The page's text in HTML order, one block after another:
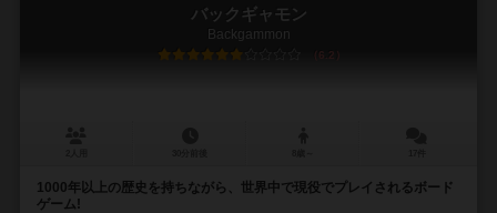
バックギャモン
Backgammon
6.2
1000年以上の歴史を持ちながら、世界中で現役でプレイされるボード
ゲーム!